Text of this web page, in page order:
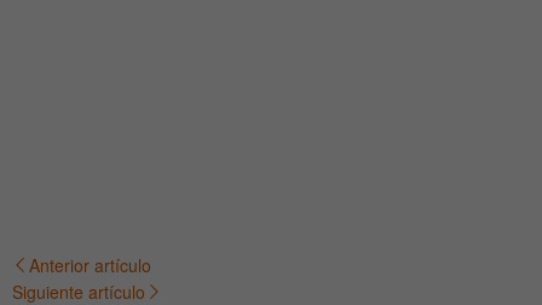
Navegación
Anterior artículo
Siguiente artículo